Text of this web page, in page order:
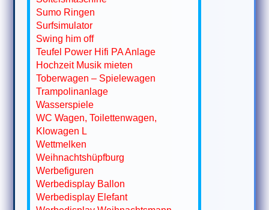
Sumo Ringen
Surfsimulator
Swing him off
Teufel Power Hifi PA Anlage
Hochzeit Musik mieten
Toberwagen – Spielewagen
Trampolinanlage
Wasserspiele
WC Wagen, Toilettenwagen,
Klowagen L
Wettmelken
Weihnachtshüpfburg
Werbefiguren
Werbedisplay Ballon
Werbedisplay Elefant